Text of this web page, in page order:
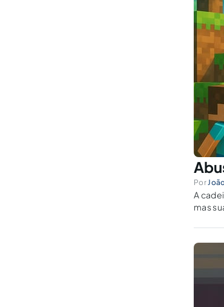
Por
A
mas